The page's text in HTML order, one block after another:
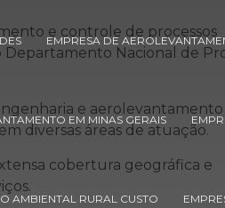
EMPRESA DE
EM MINAS GERAIS
AMBIENTAL RURAL CUSTO
e controle de processos
Departamento Nacional de
e
diversas áreas de atuação.
cobertura geográfica e